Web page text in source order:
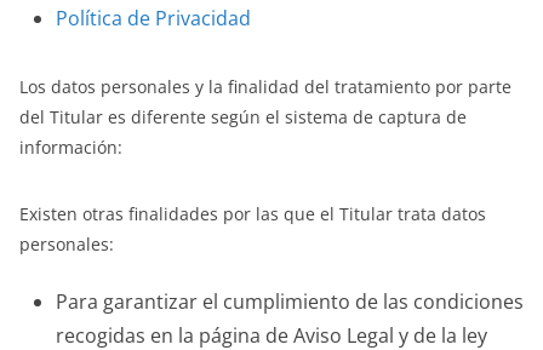
Política de Privacidad
Los datos personales y la finalidad del tratamiento por parte
del Titular es diferente según el sistema de captura de
información:
Existen otras finalidades por las que el Titular trata datos
personales:
Para garantizar el cumplimiento de las condiciones
recogidas en la página de Aviso Legal y de la ley